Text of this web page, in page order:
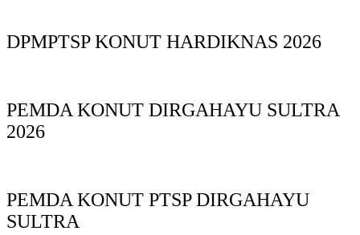
DPMPTSP KONUT HARDIKNAS 2026
PEMDA KONUT DIRGAHAYU SULTRA
2026
PEMDA KONUT PTSP DIRGAHAYU
SULTRA